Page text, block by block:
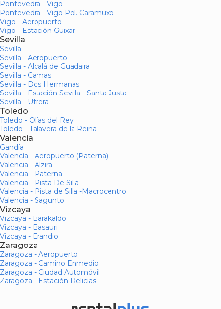
Pontevedra - Vigo
Pontevedra - Vigo Pol. Caramuxo
Vigo - Aeropuerto
Vigo - Estación Guixar
Sevilla
Sevilla
Sevilla - Aeropuerto
Sevilla - Alcalá de Guadaira
Sevilla - Camas
Sevilla - Dos Hermanas
Sevilla - Estación Sevilla - Santa Justa
Sevilla - Utrera
Toledo
Toledo - Olías del Rey
Toledo - Talavera de la Reina
Valencia
Gandía
Valencia - Aeropuerto (Paterna)
Valencia - Alzira
Valencia - Paterna
Valencia - Pista De Silla
Valencia - Pista de Silla -Macrocentro
Valencia - Sagunto
Vizcaya
Vizcaya - Barakaldo
Vizcaya - Basauri
Vizcaya - Erandio
Zaragoza
Zaragoza - Aeropuerto
Zaragoza - Camino Enmedio
Zaragoza - Ciudad Automóvil
Zaragoza - Estación Delicias